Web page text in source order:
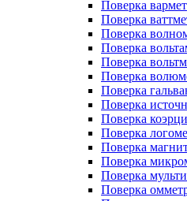
Поверка
Поверка
Поверка
Поверка
Поверка
Поверка
Поверка
Поверка
Поверка
Поверка
Поверка
Поверка
Поверка
Поверка